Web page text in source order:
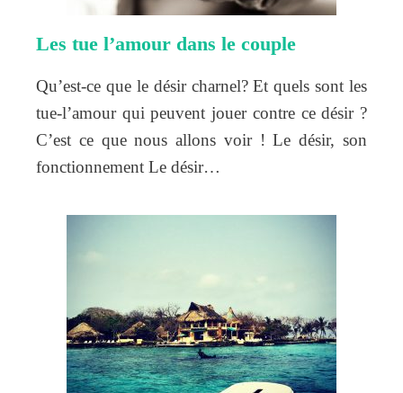
Les tue l’amour dans le couple
Qu’est-ce que le désir charnel? Et quels sont les
tue-l’amour qui peuvent jouer contre ce désir ?
C’est ce que nous allons voir ! Le désir, son
fonctionnement Le désir…